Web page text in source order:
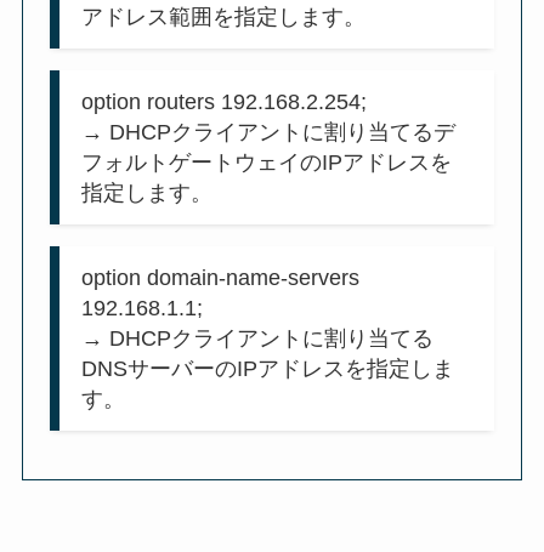
アドレス範囲を指定します。
option routers 192.168.2.254;
→ DHCPクライアントに割り当てるデ
フォルトゲートウェイのIPアドレスを
指定します。
option domain-name-servers
192.168.1.1;
→ DHCPクライアントに割り当てる
DNSサーバーのIPアドレスを指定しま
す。